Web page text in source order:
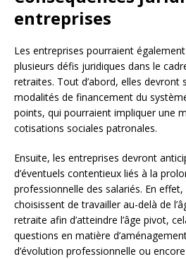
entreprises
Les entreprises pourraient
plusieurs défis juridiques dans le
retraites. Tout d’abord, elles devront
modalités de financement du
points, qui pourraient impliquer une
cotisations sociales patronales.
Ensuite, les entreprises devront
d’éventuels contentieux liés à la
professionnelle des salariés. En
choisissent de travailler au-delà de
retraite afin d’atteindre l’âge pivot,
questions en matière
d’évolution professionnelle ou